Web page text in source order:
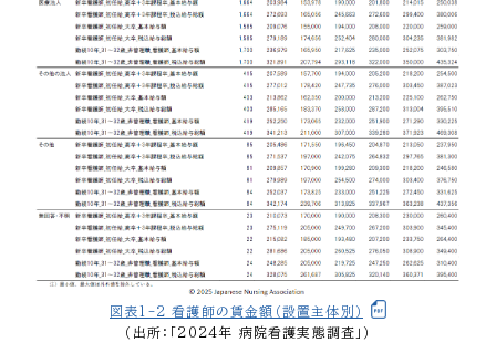
図表1-2_看護師の賃金額（設置主体別）
（出所：「2024年 病院看護実態調査」）